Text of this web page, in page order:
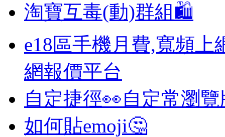
淘寶互毒(動)群組🛍️
e18區手機月費,寬頻上
網報價平台
自定捷徑👀自定常瀏
如何貼emoji🤔